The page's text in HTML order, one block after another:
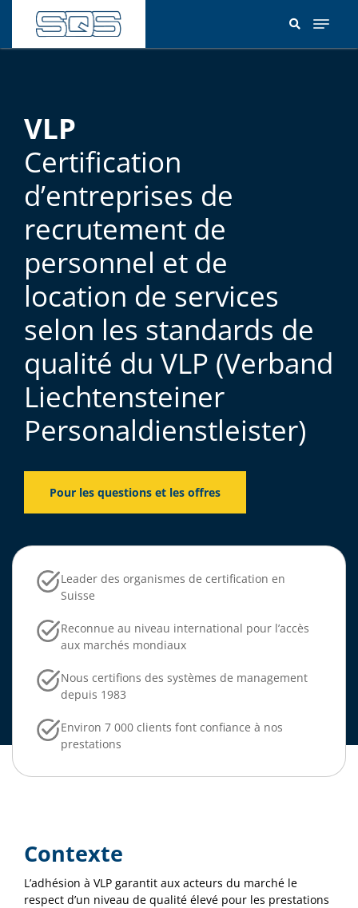
contenu
VLP
Certification
d’entreprises de
recrutement de
personnel et de
location de services
selon les standards de
qualité du VLP (Verband
Liechtensteiner
Personaldienstleister)
Pour les questions et les offres
Leader des organismes de certification en
Suisse
Reconnue au niveau international pour l’accès
aux marchés mondiaux
Nous certifions des systèmes de management
depuis 1983
Environ 7 000 clients font confiance à nos
prestations
Contexte
L’adhésion à VLP garantit aux acteurs du marché le
respect d’un niveau de qualité élevé pour les prestations